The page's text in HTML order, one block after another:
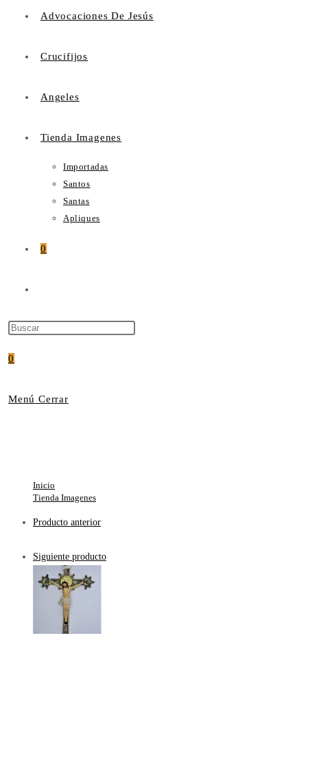
Advocaciones De Jesús
Crucifijos
Angeles
Tienda Imagenes
Importadas
Santos
Santas
Apliques
0
0
Menú Cerrar
Inicio
Tienda Imagenes
Producto anterior
Siguiente producto